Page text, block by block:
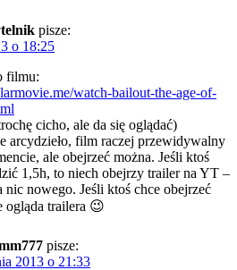
pisze:
o 18:25
filmu:
watch-bailout-the-age-of-
cicho, ale da się oglądać)
arcydzieło, film raczej przewidywalny
ale obejrzeć można. Jeśli ktoś
1,5h, to niech obejrzy trailer na YT –
nowego. Jeśli ktoś chce obejrzeć
ogląda trailera 😉
pisze:
2013 o 21:33